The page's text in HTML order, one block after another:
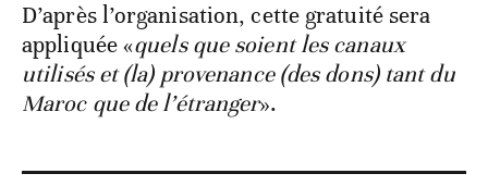
D’après l’organisation, cette gratuité sera
appliquée «quels que soient les canaux
utilisés et (la) provenance (des dons) tant du
Maroc que de l’étranger».